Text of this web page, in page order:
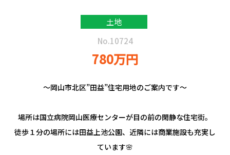
土地
No.10724
780万円
～岡山市北区”田益”住宅用地のご案内です～
場所は国立病院岡山医療センターが目の前の閑静な住宅街。
徒歩１分の場所には田益上池公園、近隣には商業施設も充実し
ています🌸